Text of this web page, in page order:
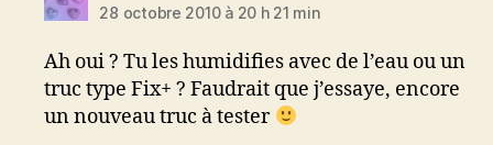
28 octobre 2010 à 20 h 21 min
Ah oui ? Tu les humidifies avec de l’eau ou un
truc type Fix+ ? Faudrait que j’essaye, encore
un nouveau truc à tester